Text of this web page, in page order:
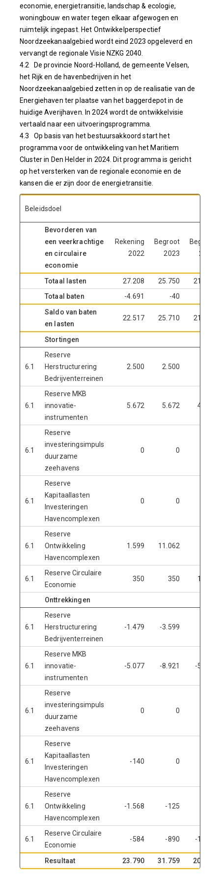
economie, energietransitie, landschap & ecologie,
woningbouw en water tegen elkaar afgewogen en
ruimtelijk ingepast. Het Ontwikkelperspectief
Noordzeekanaalgebied wordt eind 2023 opgeleverd en
vervangt de regionale Visie NZKG 2040.
4.2 De provincie Noord-Holland, de gemeente Velsen,
het Rijk en de havenbedrijven in het
Noordzeekanaalgebied zetten in op de realisatie van de
Energiehaven ter plaatse van het baggerdepot in de
huidige Averijhaven. In 2024 wordt de ontwikkelvisie
vertaald naar een uitvoeringsprogramma.
4.3 Op basis van het bestuursakkoord start het
programma voor de ontwikkeling van het Maritiem
Cluster in Den Helder in 2024. Dit programma is gericht
op het versterken van de regionale economie en de
kansen die er zijn door de energietransitie.
Beleidsdoel
Bevorderen van
een veerkrachtige
en circulaire
economie
Rekening
2022
Begroot
2023
Begroot
2024
Totaal lasten 27.208 25.750
21.100
Totaal baten
-4.691 -40
Saldo van baten
en lasten
22.517 25.710 21.000
Stortingen
6.1
Reserve
Herstructurering
Bedrijventerreinen
2.500 2.500
6.1
Reserve MKB
innovatie-
instrumenten
5.672 5.672 4.922
6.1
Reserve
investeringsimpuls
duurzame
zeehavens
0 0
6.1
Reserve
Kapitaallasten
Investeringen
Havencomplexen
0 0
6.1
Reserve
Ontwikkeling
Havencomplexen
1.599 11.062
6.1
Reserve Circulaire
Economie
350 350 1.180
Onttrekkingen
6.1
Reserve
Herstructurering
Bedrijventerreinen
-1.479 -3.599
6.1
Reserve MKB
innovatie-
instrumenten
-5.077 -8.921 -5.237
6.1
Reserve
investeringsimpuls
duurzame
zeehavens
0 0
6.1
Reserve
Kapitaallasten
Investeringen
Havencomplexen
-140 0
6.1
Reserve
Ontwikkeling
Havencomplexen
-1.568 -125
6.1
Reserve Circulaire
Economie
-584 -890 -1.180
Resultaat 23.790 31.759 20.685